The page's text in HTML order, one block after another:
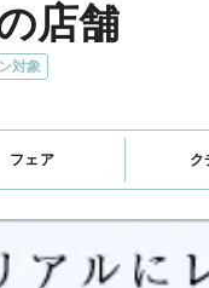
店舗
対象
フェア ク